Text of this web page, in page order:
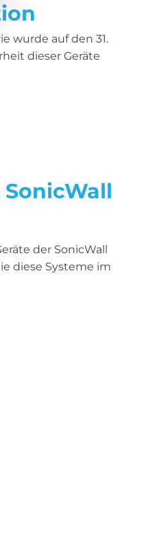
wurde auf den 31.
dieser Geräte
der SonicWall
diese Systeme im